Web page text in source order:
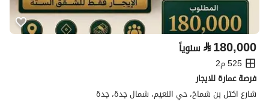
⃁180,000 سنوياً
525 م2
فرصة عمارة للايجار
شارع اكتل بن شماخ، حي النعيم، شمال جدة، جدة